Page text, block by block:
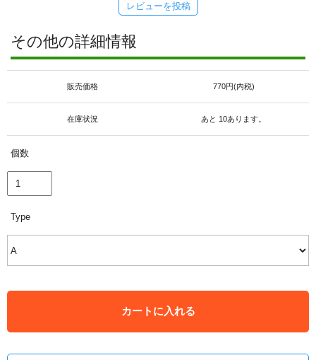
レビューを投稿
その他の詳細情報
販売価格 770円(内税)
在庫状況 あと 10あります。
個数
Type
カートに入れる